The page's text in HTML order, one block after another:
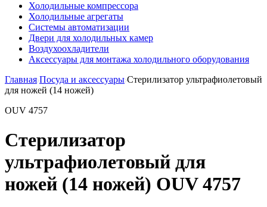
Холодильные компрессора
Холодильные агрегаты
Системы автоматизации
Двери для холодильных камер
Воздухоохладители
Аксессуары для монтажа холодильного оборудования
Главная Посуда и аксессуары Стерилизатор ультрафиолетовый
для ножей (14 ножей)
OUV 4757
Стерилизатор
ультрафиолетовый для
ножей (14 ножей) OUV 4757